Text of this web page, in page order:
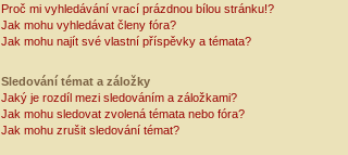
Proč mi vyhledávání vrací prázdnou bílou stránku!?
Jak mohu vyhledávat členy fóra?
Jak mohu najít své vlastní příspěvky a témata?
Sledování témat a záložky
Jaký je rozdíl mezi sledováním a záložkami?
Jak mohu sledovat zvolená témata nebo fóra?
Jak mohu zrušit sledování témat?